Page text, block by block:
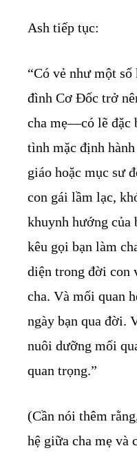
Ash tiếp tục:
“Có vẻ như một
đình Cơ Đốc trở
cha mẹ—có lẽ
tình mặc định
giáo hoặc mục sư
con gái lầm lạc,
khuynh hướng của
kêu gọi bạn làm
diện trong đời con
cha. Và mối quan
ngày bạn qua đời.
nuôi dưỡng mối
quan trọng.”
(Cần nói thêm
hệ giữa cha mẹ và